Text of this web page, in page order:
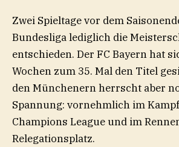
Zwei Spieltage vor dem
Bundesliga lediglich die
entschieden. Der FC Bayern hat
Wochen zum 35. Mal den Titel
den Münchenern herrscht aber
Spannung: vornehmlich im
Champions League und im
Relegationsplatz.